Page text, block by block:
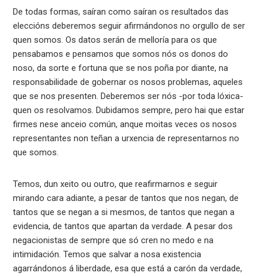
De todas formas, saíran como saíran os resultados das
eleccións deberemos seguir afirmándonos no orgullo de ser
quen somos. Os datos serán de melloría para os que
pensabamos e pensamos que somos nós os donos do
noso, da sorte e fortuna que se nos poña por diante, na
responsabilidade de gobernar os nosos problemas, aqueles
que se nos presenten. Deberemos ser nós -por toda lóxica-
quen os resolvamos. Dubidamos sempre, pero hai que estar
firmes nese anceio común, anque moitas veces os nosos
representantes non teñan a urxencia de representarnos no
que somos.
Temos, dun xeito ou outro, que reafirmarnos e seguir
mirando cara adiante, a pesar de tantos que nos negan, de
tantos que se negan a si mesmos, de tantos que negan a
evidencia, de tantos que apartan da verdade. A pesar dos
negacionistas de sempre que só cren no medo e na
intimidación. Temos que salvar a nosa existencia
agarrándonos á liberdade, esa que está a carón da verdade,